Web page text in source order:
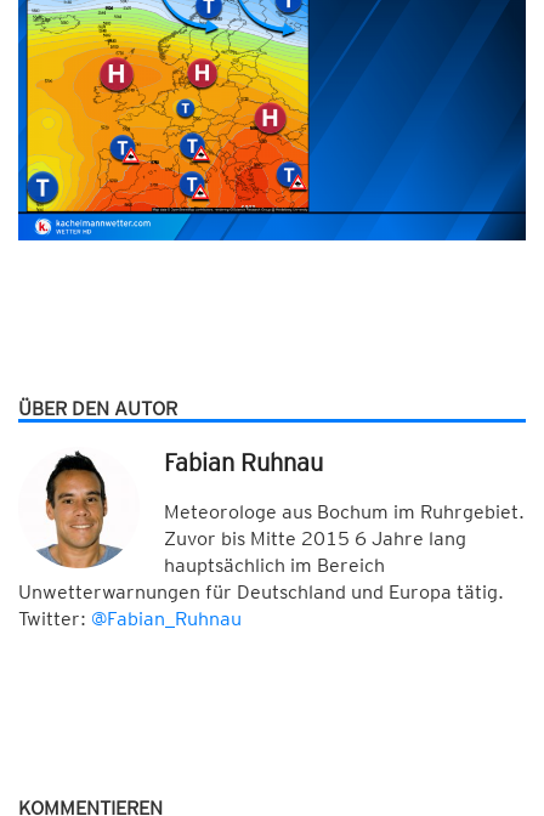
ÜBER DEN AUTOR
Fabian Ruhnau
Meteorologe aus Bochum im Ruhrgebiet.
Zuvor bis Mitte 2015 6 Jahre lang
hauptsächlich im Bereich
Unwetterwarnungen für Deutschland und Europa tätig.
Twitter: @Fabian_Ruhnau
KOMMENTIEREN